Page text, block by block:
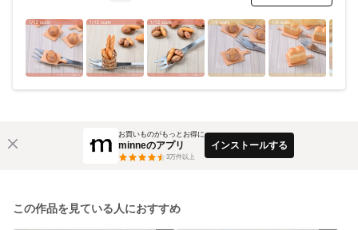
お買いものがもっとお得に
minneのアプリ
3万件以上
インストールする
この作品を見ている人におすすめ